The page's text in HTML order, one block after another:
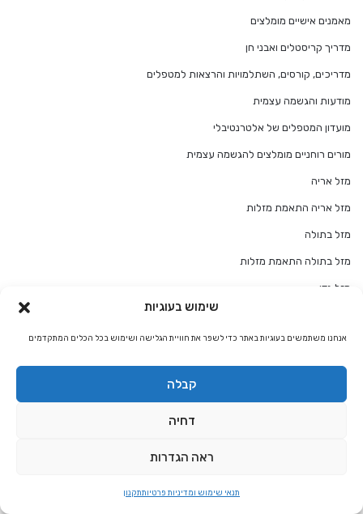
שימוש בעוגיות
אנחנו משתמשים בעוגיות באתר כדי לשפר את חוויית הגלישה ושימוש בכל הכלים המתקדמים
קבלה
דחיה
ראה הגדרות
תנאי שימוש ומדיניות פרטיותתקנון
מאמנים אישיים מומלצים
מדריך קריסטלים ואבני חן
מדריכים, קורסים, השתלמויות והרצאות למטפלים
מודעות והגשמה עצמית
מועדון המטפלים של אלטרנטיבלי
מורים רוחניים מומלצים להגשמה עצמית
מזל אריה
מזל אריה התאמת מזלות
מזל בתולה
מזל בתולה התאמת מזלות
מזל גדי
מזל דגים
מזל דגים התאמת מזלות